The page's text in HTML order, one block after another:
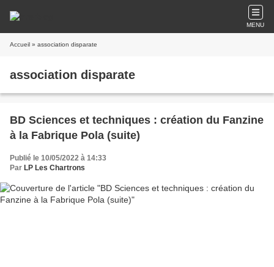
MENU
Accueil » association disparate
association disparate
BD Sciences et techniques : création du Fanzine
à la Fabrique Pola (suite)
Publié le 10/05/2022 à 14:33
Par LP Les Chartrons